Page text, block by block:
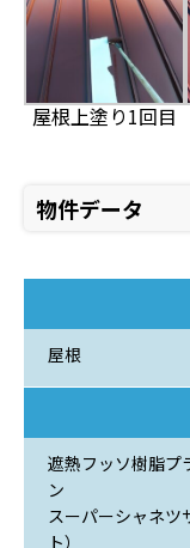
屋根上塗り1回目
物件データ
屋根
遮熱フッソ樹脂プ
スーパーシャネツ